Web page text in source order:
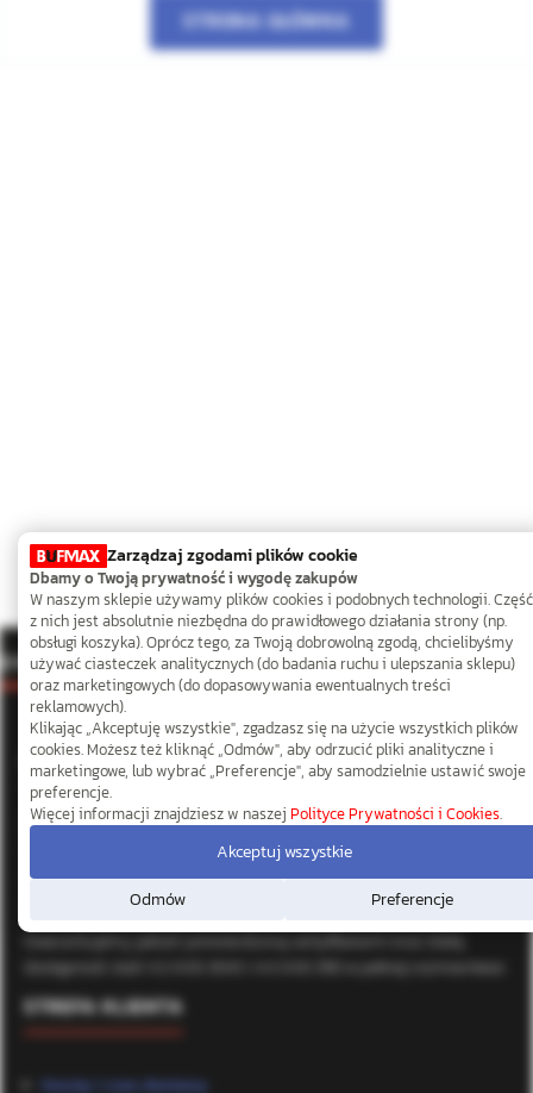
STRONA GŁÓWNA
O NAS
O NASZEJ FIRMIE
Specjalistyczna hurtownia elementów złącznych ze stali
nierdzewnej. Działamy na rynku nieprzerwanie od 2007 roku,
dostarczając profesjonalne rozwiązania dla przemysłu, branży
jachtowej i budownictwa.
Gwarantujemy jakość potwierdzoną certyfikatami oraz stałą
dostępność stali A2 (AISI 304) i A4 (AISI 316) w pełnej rozmiarówce.
STREFA KLIENTA
Koszty i czas dostawy
Zarządzaj zgodami plików cookie
Dbamy o Twoją prywatność i wygodę zakupów
W naszym sklepie używamy plików cookies i podobnych technologii. Część
z nich jest absolutnie niezbędna do prawidłowego działania strony (np.
obsługi koszyka). Oprócz tego, za Twoją dobrowolną zgodą, chcielibyśmy
używać ciasteczek analitycznych (do badania ruchu i ulepszania sklepu)
oraz marketingowych (do dopasowywania ewentualnych treści
reklamowych).
Klikając „Akceptuję wszystkie", zgadzasz się na użycie wszystkich plików
cookies. Możesz też kliknąć „Odmów", aby odrzucić pliki analityczne i
marketingowe, lub wybrać „Preferencje", aby samodzielnie ustawić swoje
preferencje.
Więcej informacji znajdziesz w naszej Polityce Prywatności i Cookies.
Odmów Preferencje
Akceptuj wszystkie